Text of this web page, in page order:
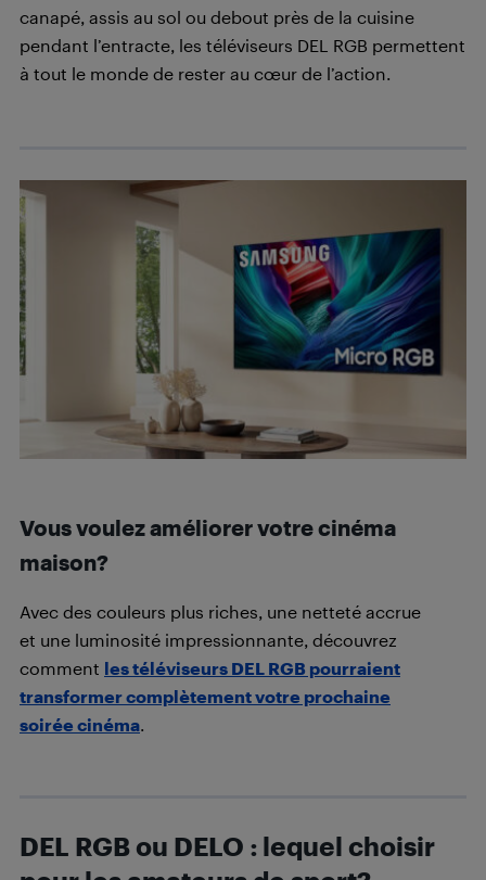
canapé, assis au sol ou debout près de la cuisine
pendant l’entracte, les téléviseurs DEL RGB permettent
à tout le monde de rester au cœur de l’action.
Vous voulez améliorer votre cinéma
maison?
Avec des couleurs plus riches, une netteté accrue
et une luminosité impressionnante, découvrez
comment les téléviseurs DEL RGB pourraient
transformer complètement votre prochaine
soirée cinéma
DEL RGB ou DELO : lequel choisir